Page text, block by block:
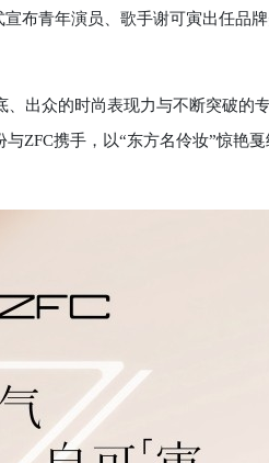
青年演员、歌手谢可寅出任品
众的时尚表现力与不断突破的
与ZFC携手，以“东方名伶妆”惊艳